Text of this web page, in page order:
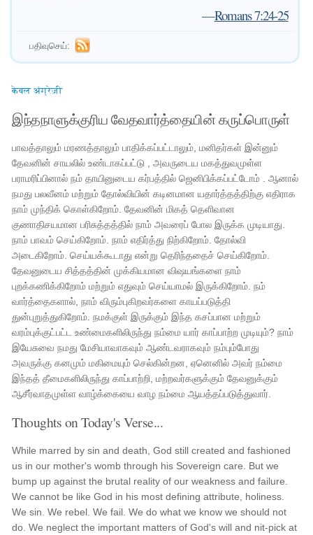
—Romans 7:24-25
பதிவுசெய்:
केवल अंग्रेज़ी
இந்தநாளுக்குரிய வேதவார்த்தையின் கருப்பொருள்
பாவத்தாலும் மரணத்தாலும் பாதிக்கப்பட்டாலும், மனிதர்கள் இன்னும்
தேவனின் சாயலில் உண்டாகப்பட்டு , அவருடைய மகத்துவமுள்ள
பராமரிப்பினால் நம் தாயினுடைய கர்பத்தில் ஜெனிபிக்கப்பட்டோம் . ஆனால்
நமது பலவீனம் மற்றும் தோல்வியின் கடினமான யதார்த்தத்திற்கு எதிராக
நாம் முந்திக் கொள்கிறோம். தேவனின் மிகத் தெளிவான
குணாதிசயமான பரிசுத்தத்தில் நாம் அவரைப் போல இருக்க முடியாது.
நாம் பாவம் செய்கிறோம். நாம் எதிர்த்து நிற்கிறோம். தோல்வி
அடைகிறோம். செய்யக்கூடாது என்று தெரிந்ததைச் செய்கிறோம்.
தேவனுடைய சித்தத்தின் முக்கியமான விஷயங்களை நாம்
புறக்கணிக்கிறோம் மற்றும் எதுவும் செய்யாமல் இருக்கிறோம். நம்
வார்த்தைகளால், நாம் விரும்புகிறவர்களை காயப்படுத்தி
துன்புறுத்துகிறோம். நமக்குள் இருக்கும் இந்த கசப்பான மற்றும்
வரம்புக்குட்பட்ட உண்மைகளிலிருந்து நம்மை யார் காப்பாற்ற முடியும்? நாம்
இயேசுவை நமது மேசியாவாகவும் ஆண்டவராகவும் நம்பும்போது
அவருக்கு கனமும் மகிமையும் செல்கின்றன, ஏனெனில் அவர் நம்மை
இந்தத் தீமைகளிலிருந்து காப்பாற்றி, மற்றவர்களுக்கும் தேவனுக்கும்
ஆசீர்வாதமுள்ள வாழ்க்கையை வாழ நம்மை ஆயத்தப்படுத்துவார்.
Thoughts on Today's Verse...
While marred by sin and death, God still created and fashioned
us in our mother's womb through his Sovereign care. But we
bump up against the brutal reality of our weakness and failure.
We cannot be like God in his most defining attribute, holiness.
We sin. We rebel. We fail. We do what we know we should not
do. We neglect the important matters of God's will and nit-pick at